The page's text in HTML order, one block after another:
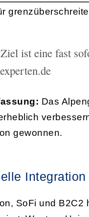
ist eine fast
Das
gewonnen.
SoFi und